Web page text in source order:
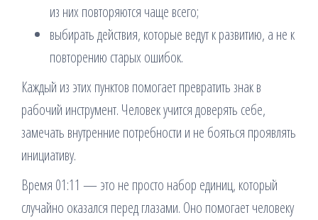
из них повторяются чаще всего;
выбирать действия, которые ведут к развитию, а не к
повторению старых ошибок.
Каждый из этих пунктов помогает превратить знак в
рабочий инструмент. Человек учится доверять себе,
замечать внутренние потребности и не бояться проявлять
инициативу.
Время 01:11 — это не просто набор единиц, который
случайно оказался перед глазами. Оно помогает человеку